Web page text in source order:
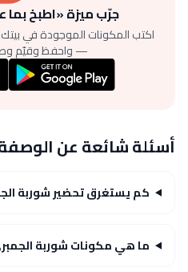
جرّب ميزة «اطبخ
اكتب المكونات الموجودة في
— واحفظ وقيّم
أسئلة شائعة عن
كم يستغرق تحضير شوربة
ما هي مكونات شوربة